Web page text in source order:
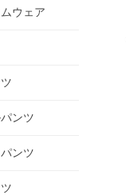
ウェア
ンツ
ンツ